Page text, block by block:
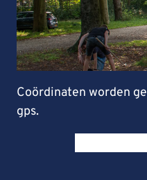
Coördinaten worden
gps.